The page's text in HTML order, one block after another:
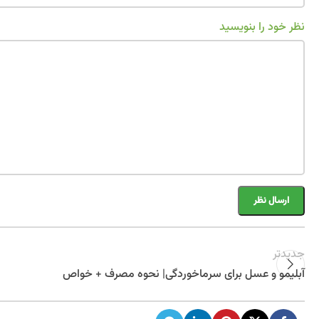
نظر خود را بنویسید
جدیدتر
آبلیمو و عسل برای سرماخوردگی| نحوه مصرف + خواص